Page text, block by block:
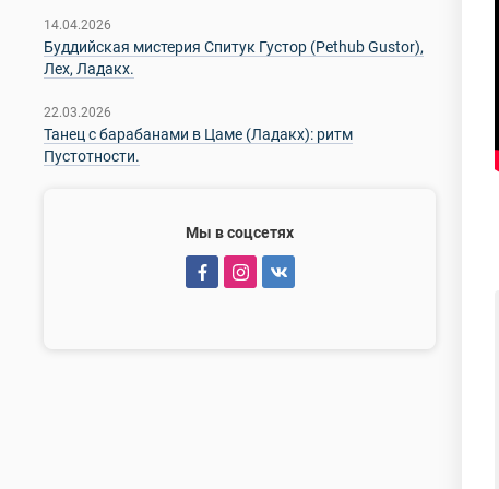
14.04.2026
Буддийская мистерия Спитук Густор (Pethub Gustor),
Лех, Ладакх.
22.03.2026
Танец с барабанами в Цаме (Ладакх): ритм
Пустотности.
Мы в соцсетях